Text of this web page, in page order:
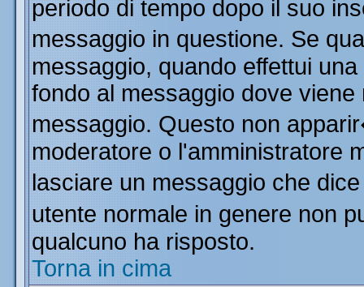
periodo di tempo dopo il suo
messaggio in questione. Se
messaggio, quando effettui
fondo al messaggio dove
messaggio. Questo non
moderatore o l'amministratore
lasciare un messaggio che
utente normale in genere non
qualcuno ha risposto.
Torna in cima